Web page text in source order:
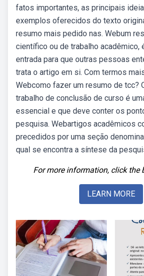
fatos importantes, as principais
exemplos oferecidos do texto
resumo mais pedido nas. Webum
científico ou de trabalho acadêmico,
entrada para que outras pessoas
trata o artigo em si. Com termos
Webcomo fazer um resumo de tcc?
trabalho de conclusão de curso é
essencial e que deve conter os
pesquisa. Webartigos acadêmicos
precedidos por uma seção
qual se encontra a síntese da
For more information, click the
LEARN MORE